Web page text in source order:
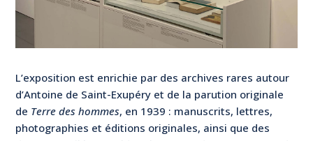
L’exposition est enrichie par des archives rares autour
d’Antoine de Saint-Exupéry et de la parution originale
de Terre des hommes, en 1939 : manuscrits, lettres,
photographies et éditions originales, ainsi que des